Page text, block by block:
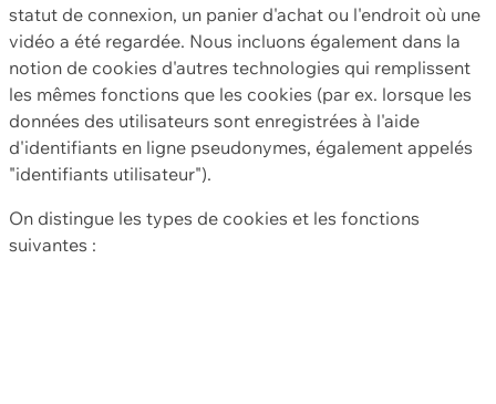
statut de connexion, un panier d'achat ou l'endroit où une
vidéo a été regardée. Nous incluons également dans la
notion de cookies d'autres technologies qui remplissent
les mêmes fonctions que les cookies (par ex. lorsque les
données des utilisateurs sont enregistrées à l'aide
d'identifiants en ligne pseudonymes, également appelés
"identifiants utilisateur").
On distingue les types de cookies et les fonctions
suivantes :